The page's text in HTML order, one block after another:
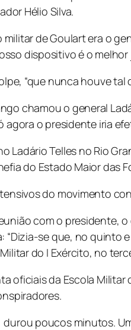
Hélio Silva.
de Goulart era o
dispositivo é o melhor
“que nunca houve tal
chamou o general
agora o presidente iria
Ladário Telles no Rio
do Estado Maior das
do movimento
com o presidente,
“Dizia-se que, no quinto
do I Exército, no
oficiais da Escola
poucos minutos.